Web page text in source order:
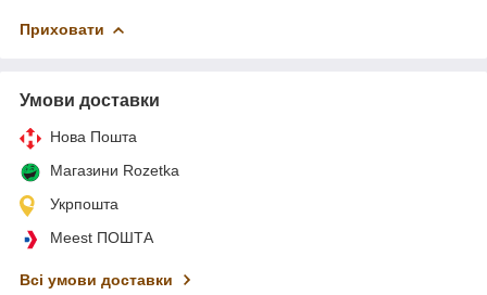
Приховати
Умови доставки
Нова Пошта
Магазини Rozetka
Укрпошта
Meest ПОШТА
Всі умови доставки